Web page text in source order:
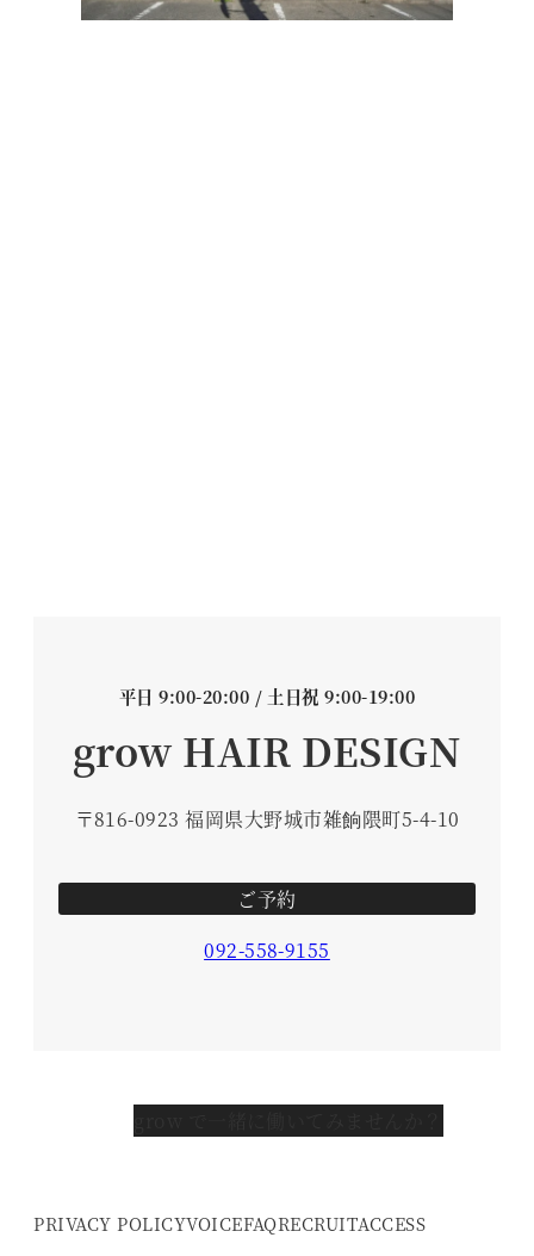
平日 9:00-20:00 / 土日祝 9:00-19:00
grow HAIR DESIGN
〒816-0923 福岡県大野城市雑餉隈町5-4-10
ご予約
092-558-9155
PRIVACY POLICYVOICEFAQRECRUITACCESS